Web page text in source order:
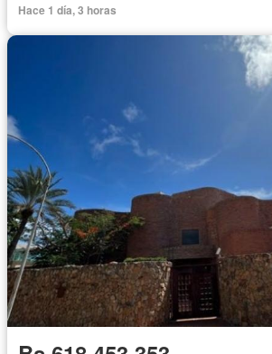
Hace 1 día, 3 horas